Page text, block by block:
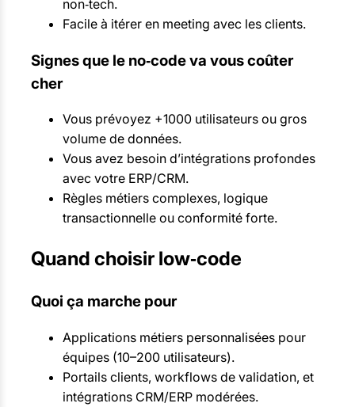
non‑tech.
Facile à itérer en meeting avec les clients.
Signes que le no‑code va vous coûter
cher
Vous prévoyez +1000 utilisateurs ou gros
volume de données.
Vous avez besoin d’intégrations profondes
avec votre ERP/CRM.
Règles métiers complexes, logique
transactionnelle ou conformité forte.
Quand choisir low‑code
Quoi ça marche pour
Applications métiers personnalisées pour
équipes (10–200 utilisateurs).
Portails clients, workflows de validation, et
intégrations CRM/ERP modérées.